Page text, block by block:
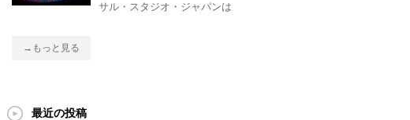
サル・スタジオ・ジャパンは
→もっと見る
最近の投稿